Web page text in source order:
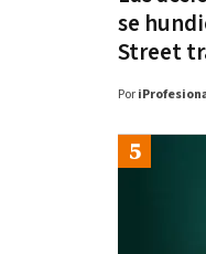
se
Street
Por